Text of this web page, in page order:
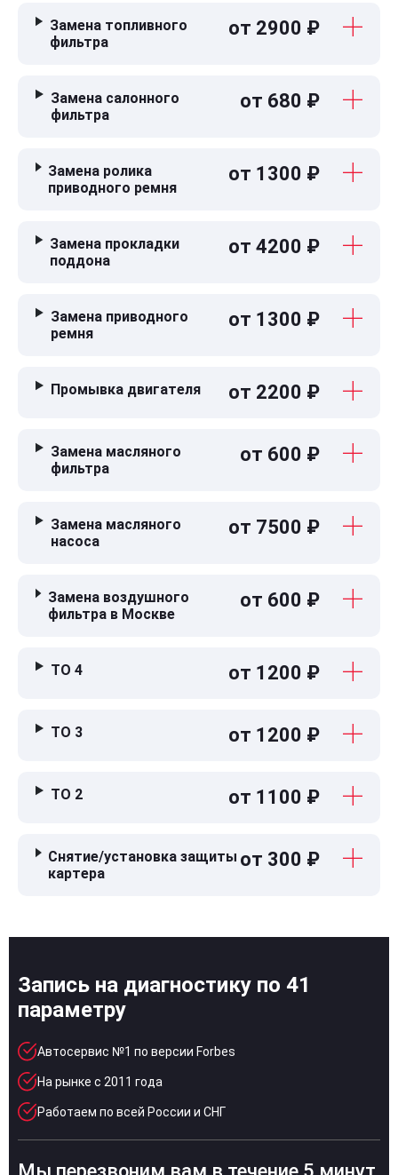
Замена топливного
фильтра
от 2900 ₽
Замена салонного
фильтра
от 680 ₽
Замена ролика
приводного ремня
от 1300 ₽
Замена прокладки
поддона
от 4200 ₽
Замена приводного
ремня
от 1300 ₽
Промывка двигателя от 2200 ₽
Замена масляного
фильтра
от 600 ₽
Замена масляного
насоса
от 7500 ₽
Замена воздушного
фильтра в Москве
от 600 ₽
ТО 4 от 1200 ₽
ТО 3 от 1200 ₽
ТО 2 от 1100 ₽
Снятие/установка защиты
картера
от 300 ₽
Запись на диагностику по 41
параметру
Автосервис №1 по версии Forbes
На рынке с 2011 года
Работаем по всей России и СНГ